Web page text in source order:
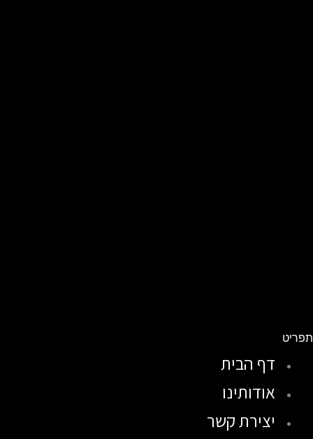
דף הבית
אודותינו
יצירת קשר